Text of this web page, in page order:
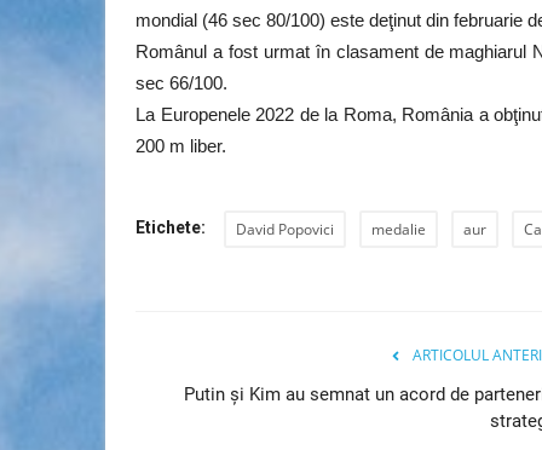
mondial (46 sec 80/100) este deţinut din februarie
Românul a fost urmat în clasament de maghiarul
sec 66/100.
La Europenele 2022 de la Roma, România a
200 m liber.
Etichete: David Popovici medalie aur
ARTICOLUL
Putin şi Kim au semnat un acord de